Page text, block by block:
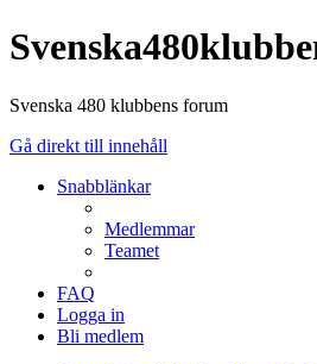
Svenska 480 klubbens forum
Gå direkt till innehåll
Snabblänkar
Medlemmar
Teamet
FAQ
Logga in
Bli medlem